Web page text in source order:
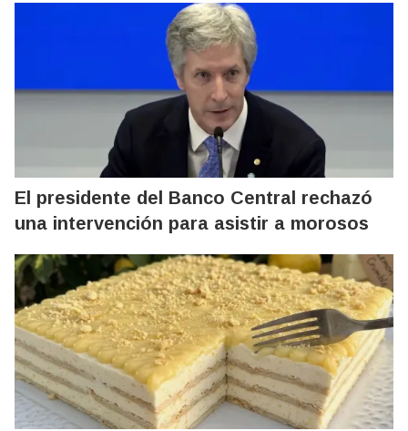
El presidente del Banco Central rechazó
una intervención para asistir a morosos